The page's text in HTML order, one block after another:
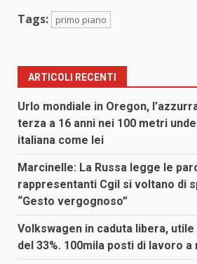
Tags: primo piano
ARTICOLI RECENTI
Urlo mondiale in Oregon,
terza a 16 anni nei 100 metri
italiana come lei
Marcinelle: La Russa legge le
rappresentanti Cgil si voltano di
“Gesto vergognoso”
Volkswagen in caduta libera,
del 33%. 100mila posti di lavoro a